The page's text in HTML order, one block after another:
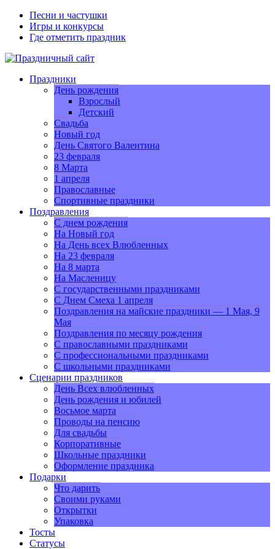
Песни и частушки
Игры и конкурсы
Где отметить праздник
Праздники
День рождения
Взрослый
Детский
Свадьба
Новый год
День Святого Валентина
23 февраля
8 Марта
1 апреля
Православные
Спортивные праздники
Поздравления
С днем рождения
На Новый год
На День всех Влюбленных
На 23 февраля
На 8 марта
На Масленицу
С государственными праздниками
С Днем Смеха 1 апреля
Поздравления на майские праздники — 1 Мая, 9
Мая
Поздравления по месяцу рождения
С православными праздниками
С профессиональными праздниками
С школьными праздниками
Сценарии праздников
День Всех влюбленных
День рождения и юбилей
Восьмое марта
Проводы на пенсию
Для свадьбы
Корпоративные
Школьные праздники
Оформление праздника
Подарки
Что дарить
Своими руками
Открытки
Упаковка
Тосты
Статусы